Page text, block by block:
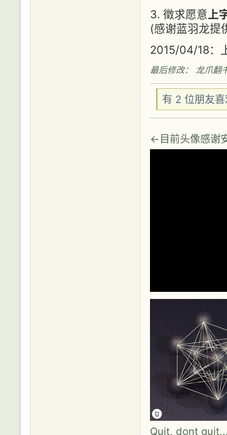
3. 徵求愿意 上
(感谢蓝羽龙提
2015/04/18：
最后修改： 龙爪
有 2 位朋友
←目前头像感谢
Quit, dont